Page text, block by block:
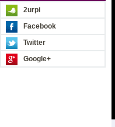
2urpi
Facebook
Twitter
Google+